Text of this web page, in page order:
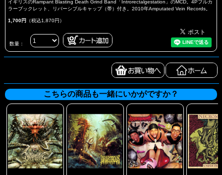
イギリスのRampant Blasting Death Grind Band「Introrectalgestation」のMCD。4Pフルカ
ラーブックレット、リバーシブルキャップ（帯）付き。2010年Amputated Vein Records。
1,700円 （税込1,870円）
数量：
こちらの商品も一緒にいかがですか？